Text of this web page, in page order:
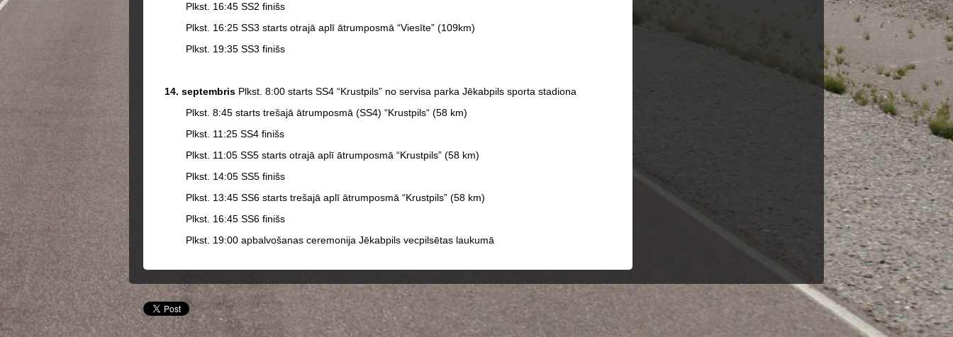
Plkst. 16:45 SS2 finišs
Plkst. 16:25 SS3 starts otrajā aplī ātrumposmā “Viesīte” (109km)
Plkst. 19:35 SS3 finišs
14. septembris Plkst. 8:00 starts SS4 “Krustpils” no servisa parka Jēkabpils sporta stadiona
Plkst. 8:45 starts trešajā ātrumposmā (SS4) “Krustpils“ (58 km)
Plkst. 11:25 SS4 finišs
Plkst. 11:05 SS5 starts otrajā aplī ātrumposmā “Krustpils” (58 km)
Plkst. 14:05 SS5 finišs
Plkst. 13:45 SS6 starts trešajā aplī ātrumposmā “Krustpils” (58 km)
Plkst. 16:45 SS6 finišs
Plkst. 19:00 apbalvošanas ceremonija Jēkabpils vecpilsētas laukumā